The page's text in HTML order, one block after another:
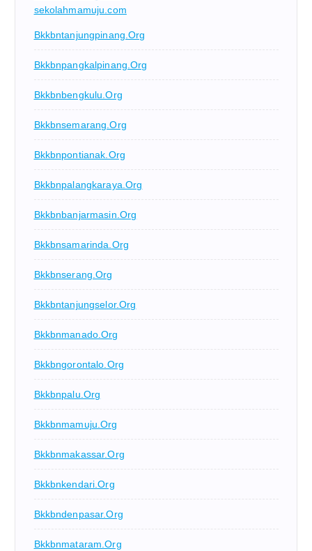
sekolahmamuju.com
Bkkbntanjungpinang.org
Bkkbnpangkalpinang.org
Bkkbnbengkulu.org
Bkkbnsemarang.org
Bkkbnpontianak.org
Bkkbnpalangkaraya.org
Bkkbnbanjarmasin.org
Bkkbnsamarinda.org
Bkkbnserang.org
Bkkbntanjungselor.org
Bkkbnmanado.org
Bkkbngorontalo.org
Bkkbnpalu.org
Bkkbnmamuju.org
Bkkbnmakassar.org
Bkkbnkendari.org
Bkkbndenpasar.org
Bkkbnmataram.org